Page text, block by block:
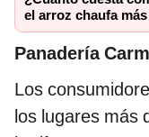
el arroz chaufa
Panadería
Los
los lugares más